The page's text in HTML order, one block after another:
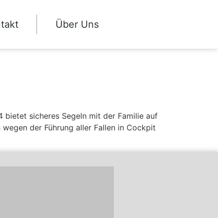
Über Uns
bietet sicheres Segeln mit der Familie auf
der Führung aller Fallen in Cockpit